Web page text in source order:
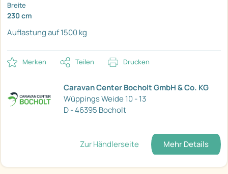
Breite
230 cm
Auflastung auf 1500 kg
Merken Teilen Drucken
Caravan Center Bocholt GmbH & Co. KG
Wüppings Weide 10 - 13
D - 46395 Bocholt
Zur Händlerseite Mehr Details